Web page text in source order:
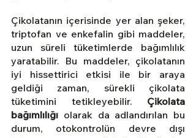
Çikolatanın içerisinde yer alan şeker,
triptofan ve enkefalin gibi maddeler,
uzun süreli tüketimlerde bağımlılık
yaratabilir. Bu maddeler, çikolatanın
iyi hissettirici etkisi ile bir araya
geldiği zaman, sürekli çikolata
tüketimini tetikleyebilir. Çikolata
bağımlılığı olarak da adlandırılan bu
durum, otokontrolün devre dışı